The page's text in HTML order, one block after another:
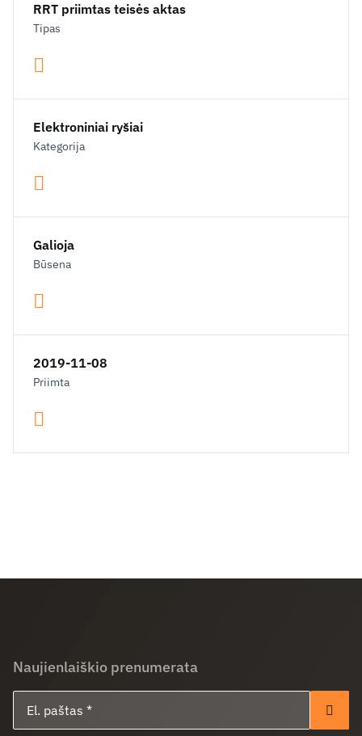
RRT priimtas teisės aktas
Tipas
Elektroniniai ryšiai
Kategorija
Galioja
Būsena
2019-11-08
Priimta
Naujienlaiškio prenumerata